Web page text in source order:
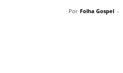
Por Folha Gospel -